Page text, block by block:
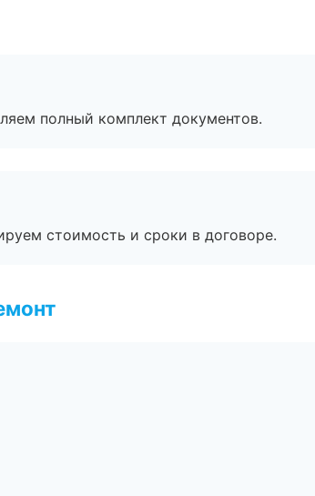
полный комплект документов.
стоимость и сроки в договоре.